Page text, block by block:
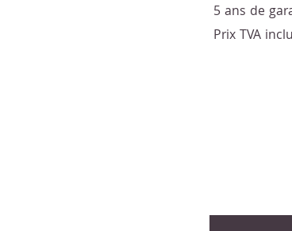
5 ans de
Prix TVA